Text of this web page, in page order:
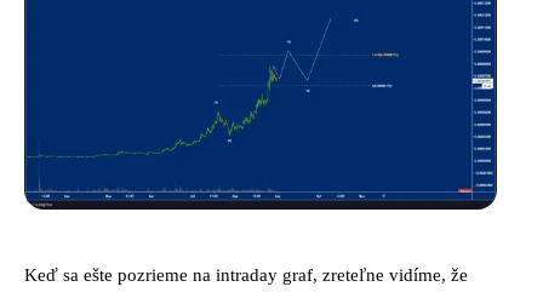
Keď sa ešte pozrieme na intraday graf, zreteľne vidíme, že